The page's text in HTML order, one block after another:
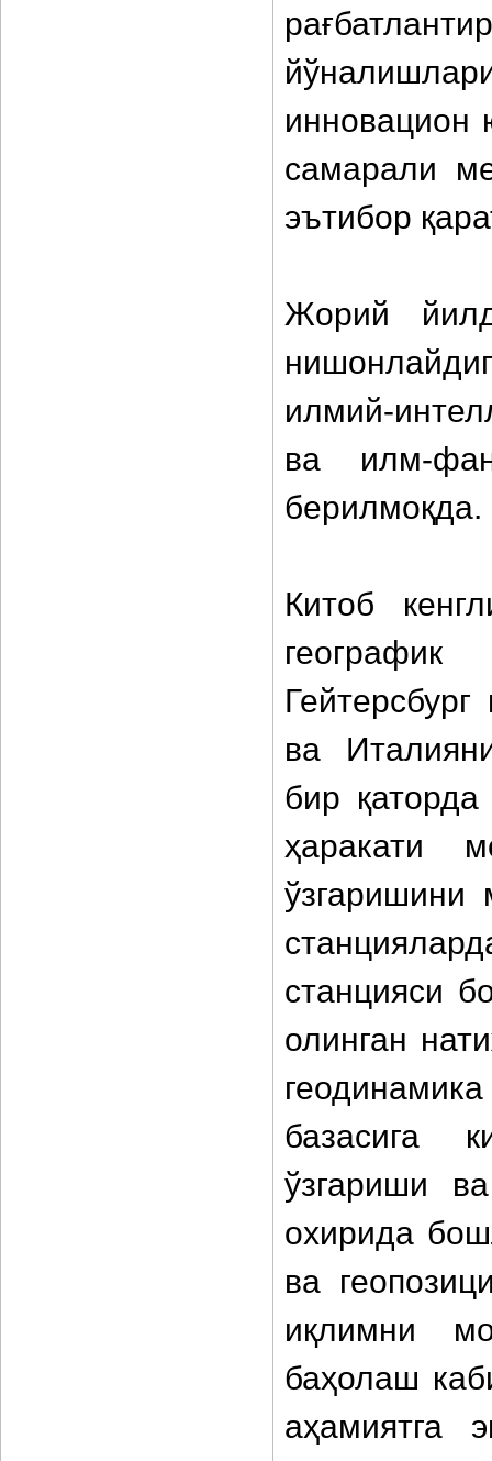
инновацион
самарали
эътибор
Жорий
илмий-
ва илм-
берилмоқда.
Китоб
ва
бир қаторда
ҳаракати
ўзгаришини
станцияси
олинган
базасига
ўзгариши
охирида
ва
иқлимни
баҳолаш
аҳамиятга